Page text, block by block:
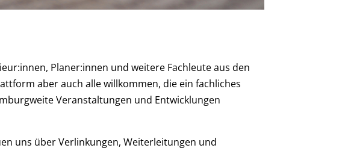
Planer:innen und weitere Fachleute aus den
aber auch alle willkommen, die ein fachliches
Veranstaltungen und Entwicklungen
uns über Verlinkungen, Weiterleitungen und